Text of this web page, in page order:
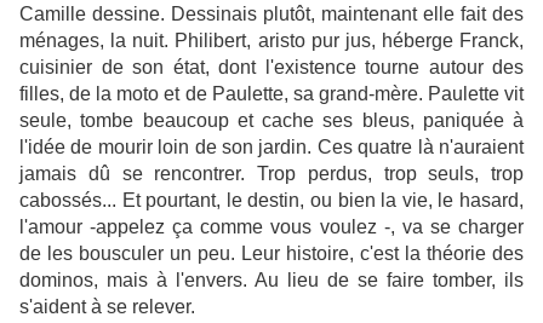
Camille dessine. Dessinais plutôt, maintenant elle fait des
ménages, la nuit. Philibert, aristo pur jus, héberge Franck,
cuisinier de son état, dont l'existence tourne autour des
filles, de la moto et de Paulette, sa grand-mère. Paulette vit
seule, tombe beaucoup et cache ses bleus, paniquée à
l'idée de mourir loin de son jardin. Ces quatre là n'auraient
jamais dû se rencontrer. Trop perdus, trop seuls, trop
cabossés... Et pourtant, le destin, ou bien la vie, le hasard,
l'amour -appelez ça comme vous voulez -, va se charger
de les bousculer un peu. Leur histoire, c'est la théorie des
dominos, mais à l'envers. Au lieu de se faire tomber, ils
s'aident à se relever.